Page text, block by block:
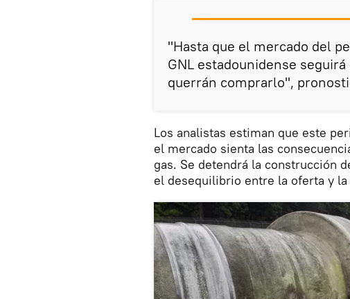
"Hasta que el mercado del
GNL estadounidense
querrán comprarlo",
Los analistas estiman que este
el mercado sienta las
gas. Se detendrá la construcción
el desequilibrio entre la oferta y la